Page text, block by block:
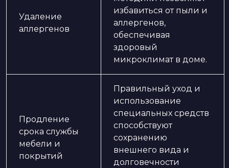
Удаление
аллергенов
избавиться от пыли и
аллергенов,
обеспечивая
здоровый
микроклимат в доме.
Продление
срока службы
мебели и
покрытий
Правильный уход и
использование
специальных средств
способствуют
сохранению
внешнего вида и
долговечности